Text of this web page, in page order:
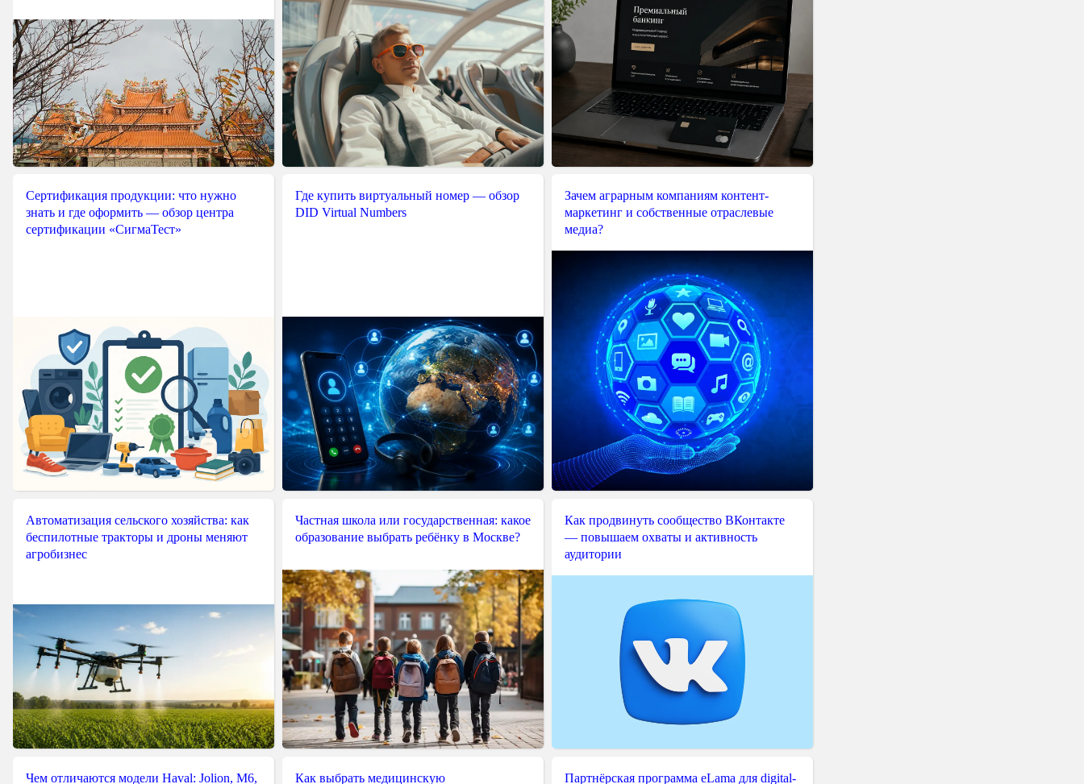
Сертификация продукции: что нужно
знать и где оформить — обзор центра
сертификации «СигмаТест»
Где купить виртуальный номер — обзор
DID Virtual Numbers
Зачем аграрным компаниям контент-
маркетинг и собственные отраслевые
медиа?
Автоматизация сельского хозяйства: как
беспилотные тракторы и дроны меняют
агробизнес
Частная школа или государственная: какое
образование выбрать ребёнку в Москве?
Как продвинуть сообщество ВКонтакте
— повышаем охваты и активность
аудитории
Чем отличаются модели Haval: Jolion, M6, Как выбрать медицинскую Партнёрская программа eLama для digital-